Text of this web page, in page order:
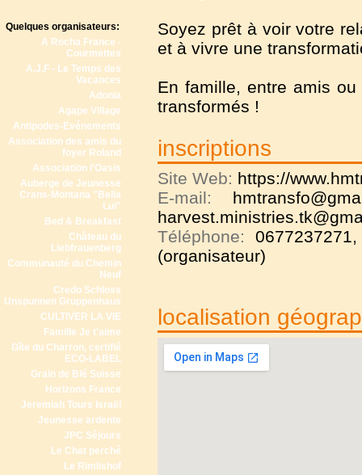
Quelques organisateurs:
A Rocha France -
Courmettes
A.J.F - Le Temps des
Vacances
Adonia
Agape Village
Antipodes-Evénements
Association des amis du
foyer Roland
Association l'Oasis
Auberge de Jeunesse
Crans-Montana "Bella
Lui"
Bed & Breakfast
Château du
Liebfrauenberg
Communauté du Chemin
Neuf
Credo Schloss
Unspunnen Gruppenhaus
CULTIVER LA VIE
Famille Je t'aime
Gîte du Charron, certifié
ECO-LABEL
Grain de Blé Suisse
Horizons France
Jeremiah Tours Israël
Jeunesse ardente
JPC Séjours
Le Chat perché
Le Rimlishof
Soyez prêt à voir votre
et à vivre une
En famille, entre amis
transformés !
inscriptions
Site Web: https://
E-mail:
Téléphone:
(organisateur)
localisation